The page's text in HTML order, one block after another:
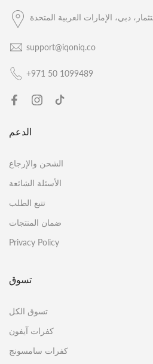
دبي، الإمارات العربية المتحدة
support@iqoniq.co
+971 50 1099489
الدعم
الشحن والإرجاع
الأسئلة الشائعة
تتبع الطلب
ضمان المنتجات
Privacy Policy
تسوق
تسوق الكل
كفرات آيفون
كفرات سامسونج